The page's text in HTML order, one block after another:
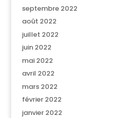
septembre 2022
août 2022
juillet 2022
juin 2022
mai 2022
avril 2022
mars 2022
février 2022
janvier 2022